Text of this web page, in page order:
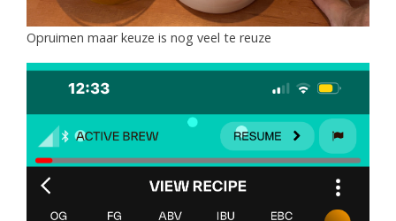
Opruimen maar keuze is nog veel te reuze